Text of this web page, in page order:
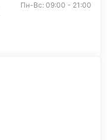
Пн-Вс: 09:00 - 21:00